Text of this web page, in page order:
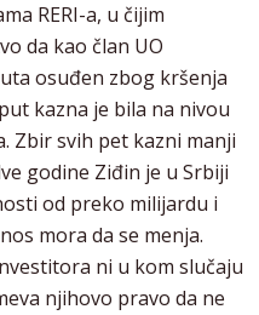
RERI-a, u čijim
da kao član UO
osuđen zbog kršenja
kazna je bila na nivou
Zbir svih pet kazni manji
godine Ziđin je u Srbiji
od preko milijardu i
mora da se menja.
ni u kom slučaju
njihovo pravo da ne